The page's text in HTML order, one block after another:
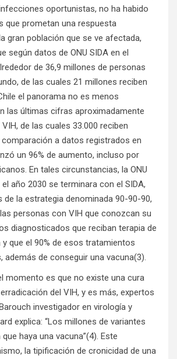
oportunistas, no ha habido
que prometan una respuesta
gran población que se ve afectada,
según datos de ONU SIDA en el
de 36,9 millones de personas
de las cuales 21 millones reciben
el panorama no es menos
las últimas cifras aproximadamente
de las cuales 33.000 reciben
a datos registrados en
un 96% de aumento, incluso por
En tales circunstancias, la ONU
año 2030 se terminara con el SIDA,
de la estrategia denominada 90-90-90,
personas con VIH que conozcan su
diagnosticados que reciban terapia de
que el 90% de esos tratamientos
además de conseguir una vacuna(3).
momento es que no existe una cura
del VIH, y es más, expertos
investigador en virología y
explica: “Los millones de variantes
haya una vacuna”(4). Este
la tipificación de cronicidad de una